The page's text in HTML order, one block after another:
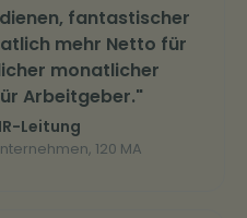
fantastischer
mehr Netto für
monatlicher
Arbeitgeber."
Leitung
120 MA